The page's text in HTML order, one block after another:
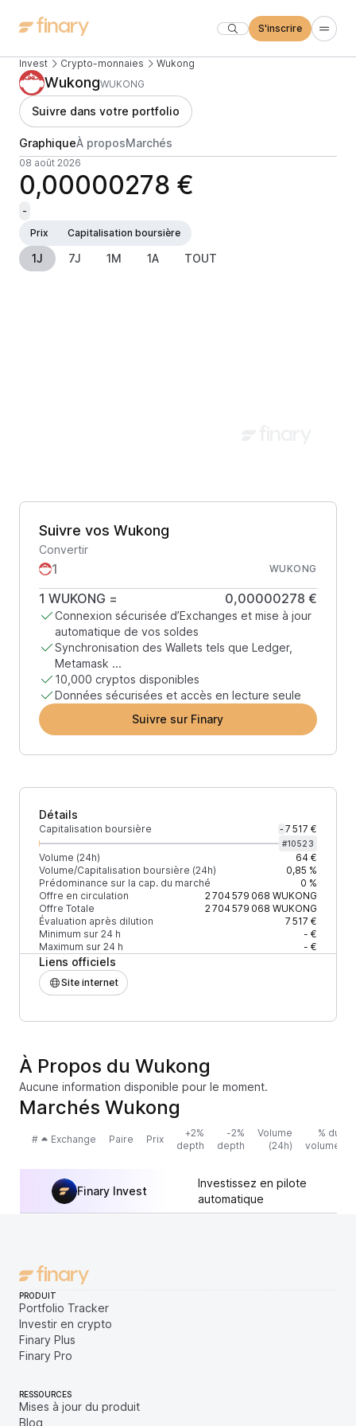
S'inscrire
Invest Crypto-monnaies Wukong
WukongWUKONG
Suivre dans votre portfolio
GraphiqueÀ proposMarchés
08 août 2026
0,00000278 €
-
Prix
Capitalisation boursière
1J 7J 1M 1A TOUT
Suivre vos Wukong
Convertir
WUKONG
1 WUKONG = 0,00000278 €
Connexion sécurisée d’Exchanges et mise à jour
automatique de vos soldes
Synchronisation des Wallets tels que Ledger,
Metamask ...
10,000 cryptos disponibles
Données sécurisées et accès en lecture seule
Suivre sur Finary
Détails
Capitalisation boursière - 7 517 €
#10523
Volume (24h)
64 €
Volume/Capitalisation boursière (24h)
0,85 %
Prédominance sur la cap. du marché
0 %
Offre en circulation
2 704 579 068 WUKONG
Offre Totale
2 704 579 068 WUKONG
Évaluation après dilution
7 517 €
Minimum sur 24 h
- €
Maximum sur 24 h
- €
Liens officiels
Site internet
À Propos du Wukong
Aucune information disponible pour le moment.
Marchés Wukong
# Exchange Paire Prix
+2%
depth
-2%
depth
Volume
(24h)
% du
volume
Finary Invest
Investissez en pilote
automatique
PRODUIT
Portfolio Tracker
Investir en crypto
Finary Plus
Finary Pro
RESSOURCES
Mises à jour du produit
Blog